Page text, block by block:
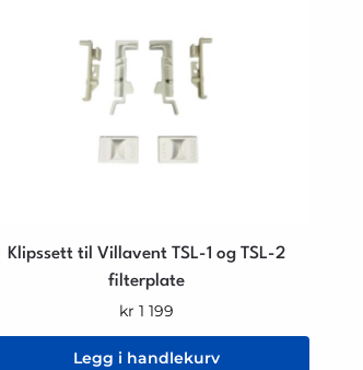
Klipssett til Villavent TSL-1 og TSL-2
filterplate
kr 1 199
Legg i handlekurv